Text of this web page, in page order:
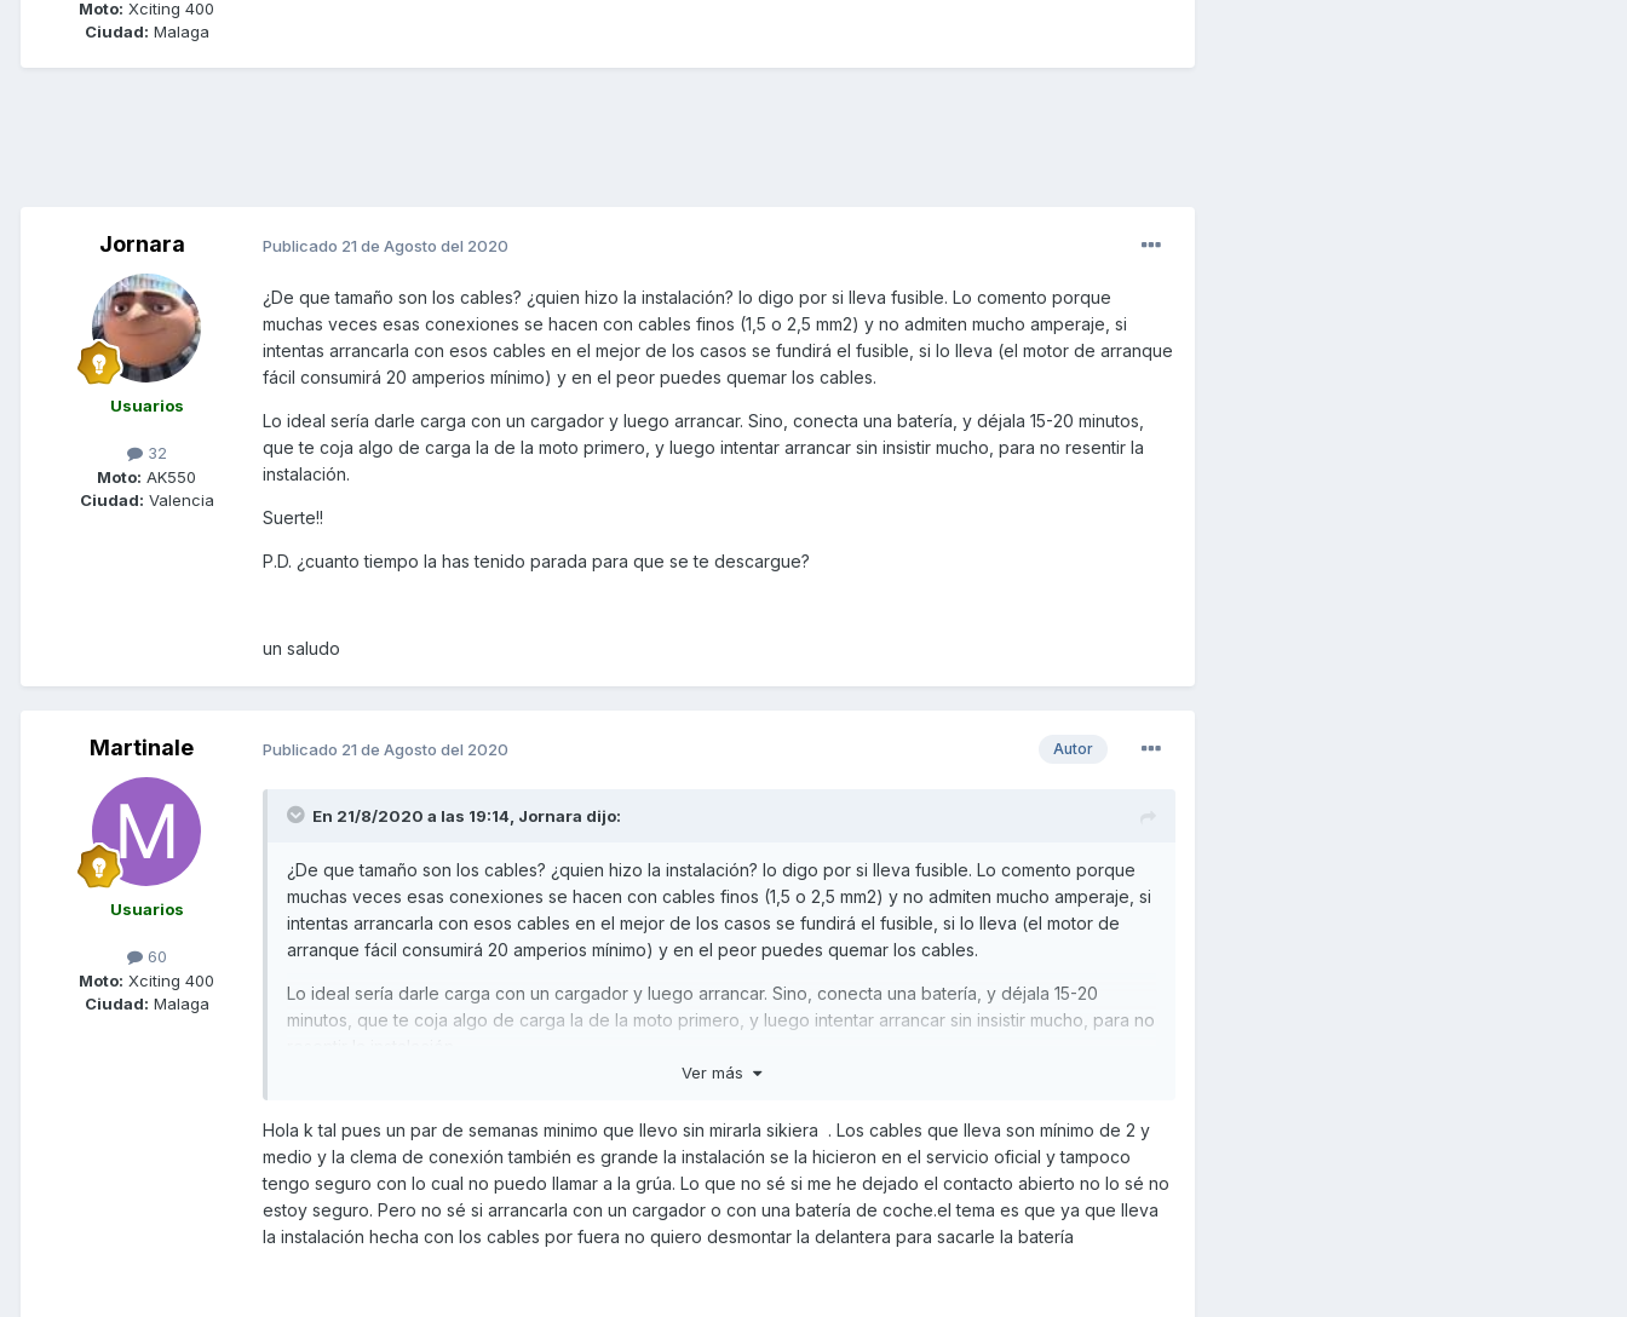
Moto: Xciting 400
Ciudad: Malaga
Jornara
Usuarios
32
Moto: AK550
Ciudad: Valencia
Publicado 21 de Agosto del 2020
¿De que tamaño son los cables? ¿quien hizo la instalación? lo digo por si lleva fusible. Lo comento porque
muchas veces esas conexiones se hacen con cables finos (1,5 o 2,5 mm2) y no admiten mucho amperaje, si
intentas arrancarla con esos cables en el mejor de los casos se fundirá el fusible, si lo lleva (el motor de arranque
fácil consumirá 20 amperios mínimo) y en el peor puedes quemar los cables.
Lo ideal sería darle carga con un cargador y luego arrancar. Sino, conecta una batería, y déjala 15-20 minutos,
que te coja algo de carga la de la moto primero, y luego intentar arrancar sin insistir mucho, para no resentir la
instalación.
Suerte!!
P.D. ¿cuanto tiempo la has tenido parada para que se te descargue?
un saludo
Martinale
Usuarios
60
Moto: Xciting 400
Ciudad: Malaga
Autor
Publicado 21 de Agosto del 2020
En 21/8/2020 a las 19:14, Jornara dijo:
¿De que tamaño son los cables? ¿quien hizo la instalación? lo digo por si lleva fusible. Lo comento porque
muchas veces esas conexiones se hacen con cables finos (1,5 o 2,5 mm2) y no admiten mucho amperaje, si
intentas arrancarla con esos cables en el mejor de los casos se fundirá el fusible, si lo lleva (el motor de
arranque fácil consumirá 20 amperios mínimo) y en el peor puedes quemar los cables.
Lo ideal sería darle carga con un cargador y luego arrancar. Sino, conecta una batería, y déjala 15-20
minutos, que te coja algo de carga la de la moto primero, y luego intentar arrancar sin insistir mucho, para no
P.D. ¿cuanto tiempo la has tenido parada para que se te descargue?
un saludo
Ver más
Hola k tal pues un par de semanas minimo que llevo sin mirarla sikiera . Los cables que lleva son mínimo de 2 y
medio y la clema de conexión también es grande la instalación se la hicieron en el servicio oficial y tampoco
tengo seguro con lo cual no puedo llamar a la grúa. Lo que no sé si me he dejado el contacto abierto no lo sé no
estoy seguro. Pero no sé si arrancarla con un cargador o con una batería de coche.el tema es que ya que lleva
la instalación hecha con los cables por fuera no quiero desmontar la delantera para sacarle la batería